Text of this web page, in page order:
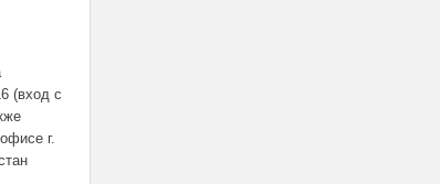
(вход с
г.